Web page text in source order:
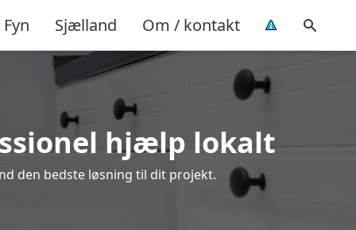
Fyn Sjælland Om / kontakt
hjælp lokalt
den bedste løsning til dit projekt.